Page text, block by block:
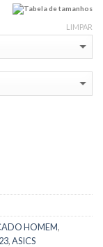
Tabela de tamanhos
LIMPAR
HOMEM,
,ASICS